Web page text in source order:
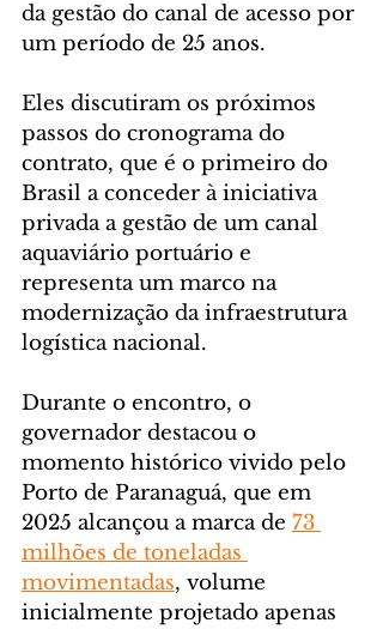
da gestão do canal de acesso por
um período de 25 anos.
Eles discutiram os próximos
passos do cronograma do
contrato, que é o primeiro do
Brasil a conceder à iniciativa
privada a gestão de um canal
aquaviário portuário e
representa um marco na
modernização da infraestrutura
logística nacional.
Durante o encontro, o
governador destacou o
momento histórico vivido pelo
Porto de Paranaguá, que em
2025 alcançou a marca de 73
milhões de toneladas
movimentadas, volume
inicialmente projetado apenas